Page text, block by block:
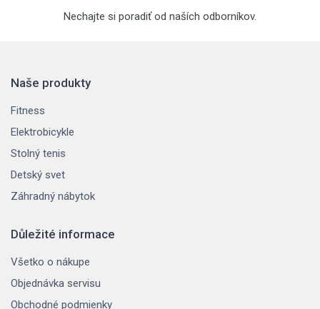
Nechajte si poradiť od naších odborníkov.
Naše produkty
Fitness
Elektrobicykle
Stolný tenis
Detský svet
Záhradný nábytok
Důležité informace
Všetko o nákupe
Objednávka servisu
Obchodné podmienky